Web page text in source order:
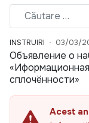
INSTRUIRI 03/03/
Объявление о
сплочённости»
Acest